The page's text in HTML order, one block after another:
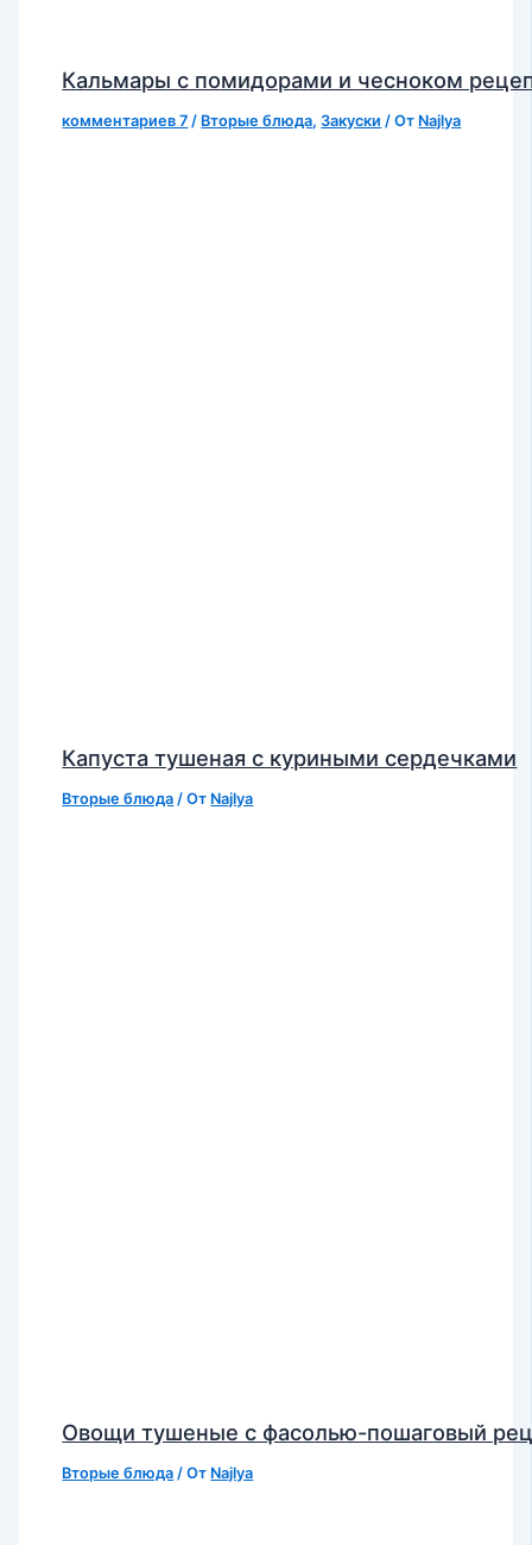
Кальмары с помидорами и чесноком
комментариев 7 / Вторые блюда,Закуски / От Najlya
Капуста тушеная с куриными сердечками
Вторые блюда / От Najlya
Овощи тушеные с фасолью-пошаговый
Вторые блюда / От Najlya